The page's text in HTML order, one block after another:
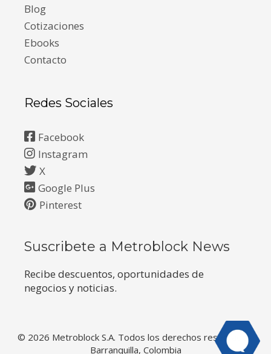
Blog
Cotizaciones
Ebooks
Contacto
Redes Sociales
Facebook
Instagram
X
Google Plus
Pinterest
Suscribete a Metroblock News
Recibe descuentos, oportunidades de
negocios y noticias.
© 2026 Metroblock S.A. Todos los derechos reservados.
Barranquilla, Colombia